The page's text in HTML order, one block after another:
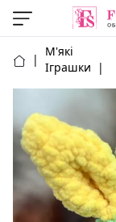
|
М'які
Іграшки
|